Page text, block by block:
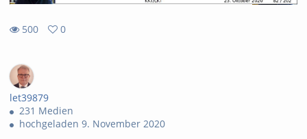
500
views
0
let39879
231 Medien
hochgeladen 9. November 2020